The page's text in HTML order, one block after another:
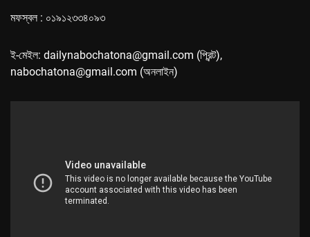
মফস্বল : ০১৯১২৩৩৪০৯৩
ই-মেইল: dailynabochatona@gmail.com (প্রিন্ট),
nabochatona@gmail.com (অনলাইন)